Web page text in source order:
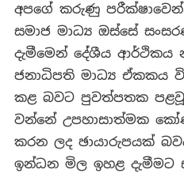
අපගේ කරුණු පරීක්ෂාවෙන්
සමාජ මාධ්‍ය ඔස්සේ
දැමීමෙන් දේශීය ආර්ථිකය
ජනාධිපති මාධ්‍ය ඒකකය
කළ බවට පුවත්පතක
වන්නේ උපහාසාත්මක
කරන ලද ඡායාරුපයක්
ඉන්ධන මිල ඉහළ දැමීමට